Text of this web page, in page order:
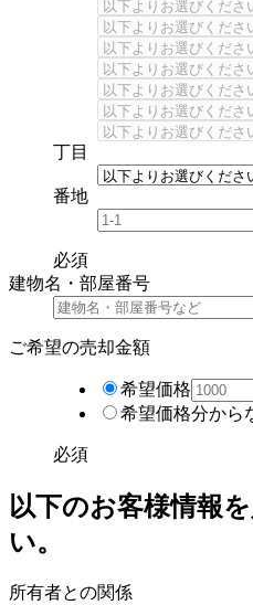
丁目
番地
必須
建物名・部屋番号
ご希望の売却金額
希望価格
希望価格分から
必須
以下のお客様情報
い。
所有者との関係